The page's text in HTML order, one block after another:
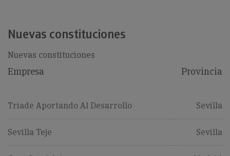
Nuevas constituciones
Nuevas constituciones
Empresa Provincia
Triade Aportando Al Desarrollo Sevilla
Sevilla Teje Sevilla